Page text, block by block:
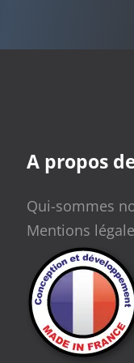
A propos
Qui-sommes
Mentions